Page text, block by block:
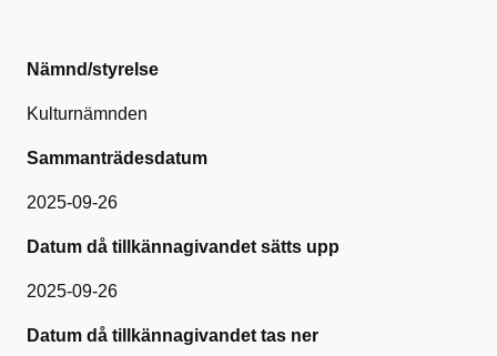
Nämnd/styrelse
Kulturnämnden
Sammanträdesdatum
2025-09-26
Datum då tillkännagivandet sätts upp
2025-09-26
Datum då tillkännagivandet tas ner